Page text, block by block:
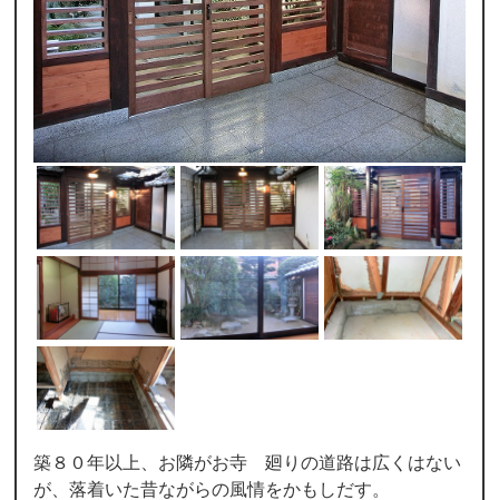
築８０年以上、お隣がお寺 廻りの道路は広くはない
が、落着いた昔ながらの風情をかもしだす。